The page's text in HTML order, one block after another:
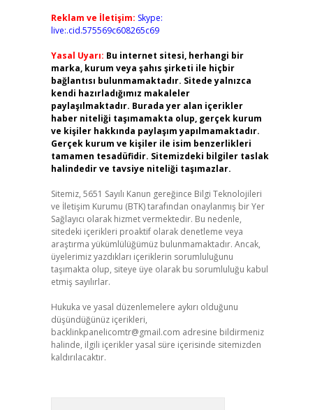
Reklam ve İletişim: Skype:
live:.cid.575569c608265c69
Yasal Uyarı: Bu internet sitesi, herhangi bir
marka, kurum veya şahıs şirketi ile hiçbir
bağlantısı bulunmamaktadır. Sitede yalnızca
kendi hazırladığımız makaleler
paylaşılmaktadır. Burada yer alan içerikler
haber niteliği taşımamakta olup, gerçek kurum
ve kişiler hakkında paylaşım yapılmamaktadır.
Gerçek kurum ve kişiler ile isim benzerlikleri
tamamen tesadüfidir. Sitemizdeki bilgiler taslak
halindedir ve tavsiye niteliği taşımazlar.
Sitemiz, 5651 Sayılı Kanun gereğince Bilgi Teknolojileri
ve İletişim Kurumu (BTK) tarafından onaylanmış bir Yer
Sağlayıcı olarak hizmet vermektedir. Bu nedenle,
sitedeki içerikleri proaktif olarak denetleme veya
araştırma yükümlülüğümüz bulunmamaktadır. Ancak,
üyelerimiz yazdıkları içeriklerin sorumluluğunu
taşımakta olup, siteye üye olarak bu sorumluluğu kabul
etmiş sayılırlar.
Hukuka ve yasal düzenlemelere aykırı olduğunu
düşündüğünüz içerikleri,
backlinkpanelicomtr@gmail.com adresine bildirmeniz
halinde, ilgili içerikler yasal süre içerisinde sitemizden
kaldırılacaktır.